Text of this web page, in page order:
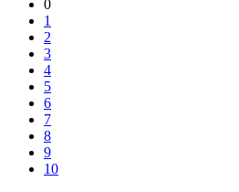
0
1
2
3
4
5
6
7
8
9
10